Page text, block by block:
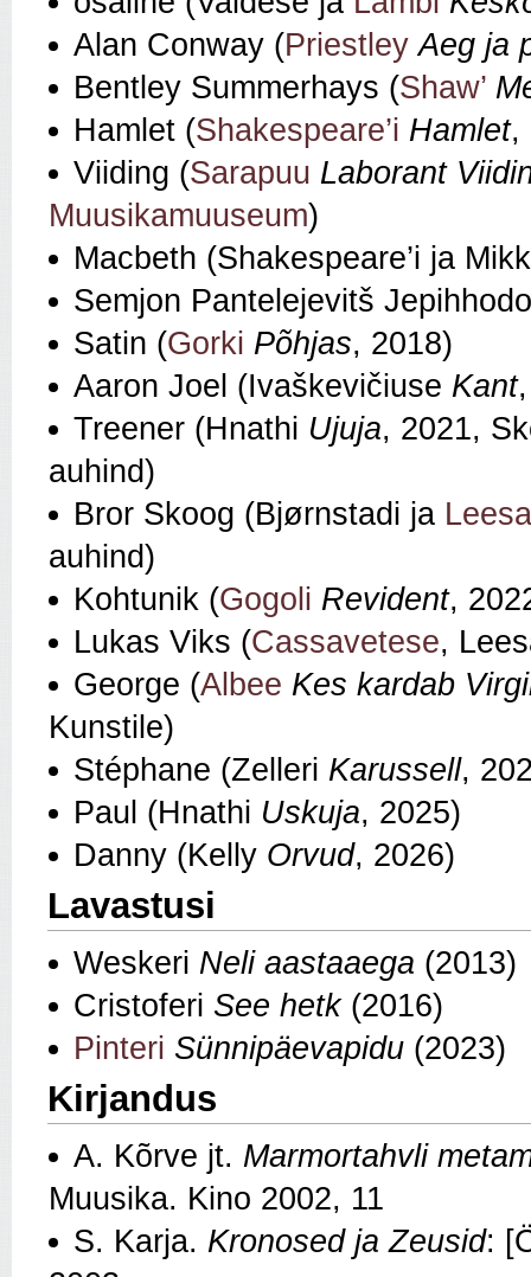
Alan Conway (Priestley Aeg ja
Bentley Summerhays (Shaw’
Hamlet (Shakespeare’i Hamlet,
Viiding (Sarapuu Laborant
Muusikamuuseum)
Macbeth (Shakespeare’i ja
Semjon Pantelejevitš
Satin (Gorki Põhjas, 2018)
Aaron Joel (Ivaškevičiuse Kant
Treener (Hnathi Ujuja, 2021,
auhind)
Bror Skoog (Bjørnstadi ja
auhind)
Kohtunik (Gogoli Revident,
Lukas Viks (Cassavetese,
George (Albee Kes kardab
Kunstile)
Stéphane (Zelleri Karussell,
Paul (Hnathi Uskuja, 2025)
Danny (Kelly Orvud, 2026)
Lavastusi
Weskeri Neli aastaaega (2013)
Cristoferi See hetk(2016)
Pinteri Sünnipäevapidu (2023)
Kirjandus
A. Kõrve jt. Marmortahvli
Muusika. Kino 2002, 11
S. Karja. Kronosed ja Zeusid: